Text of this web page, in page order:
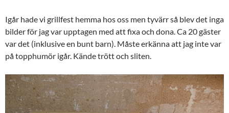
Igår hade vi grillfest hemma hos oss men tyvärr så blev det inga
bilder för jag var upptagen med att fixa och dona. Ca 20 gäster
var det (inklusive en bunt barn). Måste erkänna att jag inte var
på topphumör igår. Kände trött och sliten.